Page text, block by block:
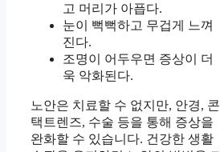
고 머리가 아픕다.
눈이 뻑뻑하고 무겁게 느껴
진다.
조명이 어두우면 증상이 더
욱 악화된다.
노안은 치료할 수 없지만, 안경, 콘
택트렌즈, 수술 등을 통해 증상을
완화할 수 있습니다. 건강한 생활